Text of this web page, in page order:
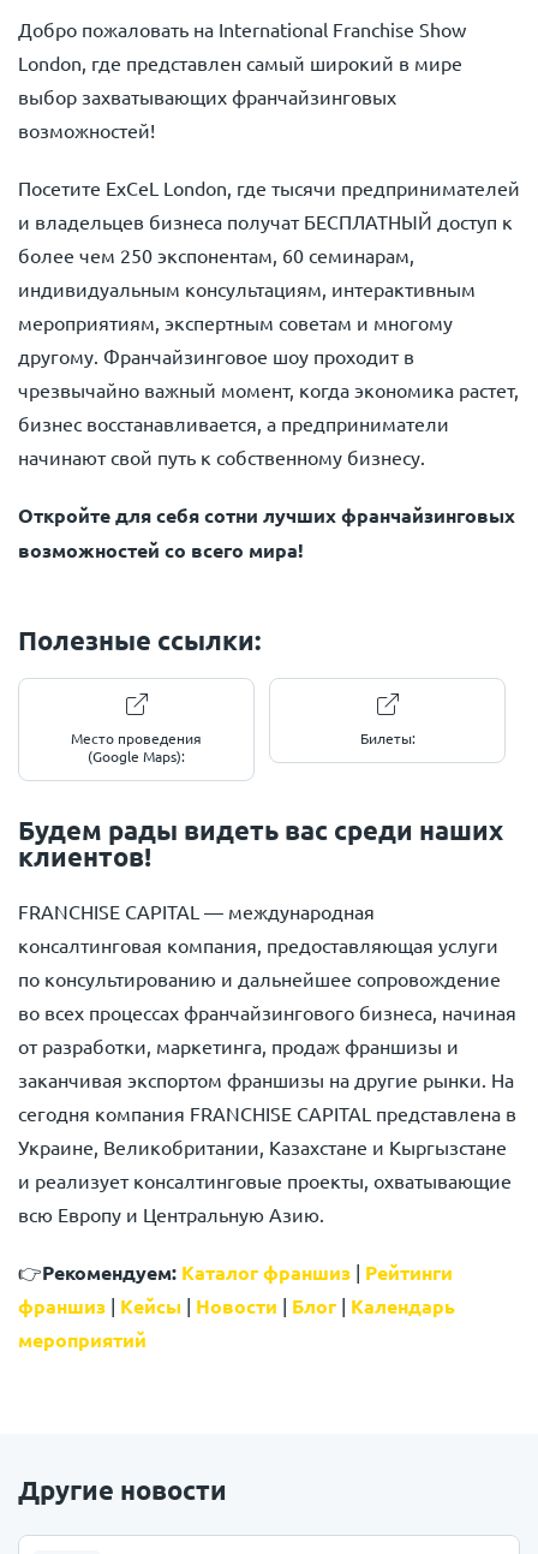
Добро пожаловать на International Franchise Show
London, где представлен самый широкий в мире
выбор захватывающих франчайзинговых
возможностей!
Посетите ExCeL London, где тысячи предпринимателей
и владельцев бизнеса получат БЕСПЛАТНЫЙ доступ к
более чем 250 экспонентам, 60 семинарам,
индивидуальным консультациям, интерактивным
мероприятиям, экспертным советам и многому
другому. Франчайзинговое шоу проходит в
чрезвычайно важный момент, когда экономика растет,
бизнес восстанавливается, а предприниматели
начинают свой путь к собственному бизнесу.
Откройте для себя сотни лучших франчайзинговых
возможностей со всего мира!
Полезные ссылки:
Место проведения
(Google Maps):
Билеты:
Будем рады видеть вас среди наших
клиентов!
FRANCHISE CAPITAL — международная
консалтинговая компания, предоставляющая услуги
по консультированию и дальнейшее сопровождение
во всех процессах франчайзингового бизнеса, начиная
от разработки, маркетинга, продаж франшизы и
заканчивая экспортом франшизы на другие рынки. На
сегодня компания FRANCHISE CAPITAL представлена в
Украине, Великобритании, Казахстане и Кыргызстане
и реализует консалтинговые проекты, охватывающие
всю Европу и Центральную Азию.
👉Рекомендуем: Каталог франшиз | Рейтинги
франшиз | Кейсы | Новости | Блог| Календарь
мероприятий
Другие новости